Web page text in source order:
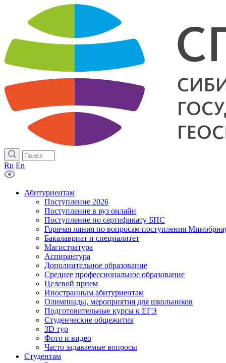
Ru En
Абитуриентам
Поступление 2026
Поступление в вуз онлайн
Поступление по сертификату БПС
Горячая линия по вопросам поступления
Бакалавриат и специалитет
Магистратура
Аспирантура
Дополнительное образование
Среднее профессиональное образование
Целевой прием
Иностранным абитуриентам
Олимпиады, мероприятия для школьников
Подготовительные курсы к ЕГЭ
Студенческие общежития
3D тур
Фото и видео
Часто задаваемые вопросы
Студентам